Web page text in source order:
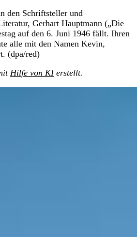
den Schriftsteller und
Gerhart Hauptmann („Die
auf den 6. Juni 1946 fällt. Ihren
alle mit den Namen Kevin,
(dpa/red)
Hilfe von KIerstellt.